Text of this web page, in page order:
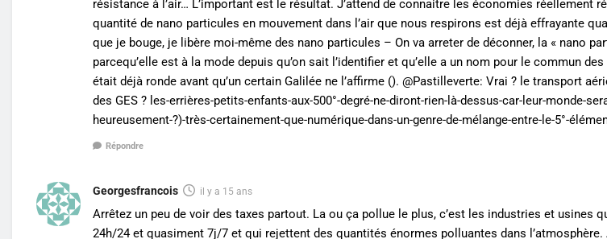
résistance à l’air… L’important est le résultat. J’attend de connaitre les économies réellement
quantité de nano particules en mouvement dans l’air que nous respirons est déjà effrayante
que je bouge, je libère moi-même des nano particules – On va arreter de déconner, la « nano
parcequ’elle est à la mode depuis qu’on sait l’identifier et qu’elle a un nom pour le commun
était déjà ronde avant qu’un certain Galilée ne l’affirme (). @Pastilleverte: Vrai ? le transport
des GES ? les-errières-petits-enfants-aux-500°-degré-ne-diront-rien-là-dessus-car-leur-monde-
heureusement-?)-très-certainement-que-numérique-dans-un-genre-de-mélange-entre-le-5°-
Répondre
Georgesfrancois il y a 15 ans
Arrêtez un peu de voir des taxes partout. La ou ça pollue le plus, c’est les industries et usines
24h/24 et quasiment 7j/7 et qui rejettent des quantités énormes polluantes dans